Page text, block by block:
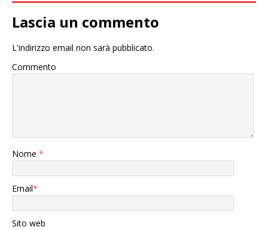
Lascia un commento
L'indirizzo email non sarà pubblicato.
Commento
Nome *
Email*
Sito web